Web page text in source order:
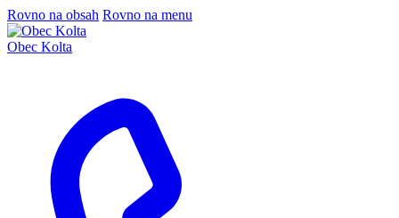
Rovno na obsah Rovno na menu
Obec Kolta